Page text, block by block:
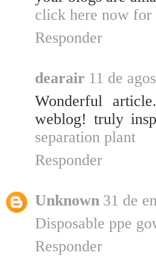
click here now for
Responder
dearair 11 de
Wonderful
weblog! truly
separation plant
Responder
Unknown 31 de
Disposable ppe
Responder